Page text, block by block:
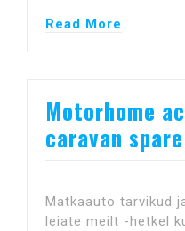
Read More
Motorhome
caravan
Matkaauto tarvikud
leiate meilt -hetkel